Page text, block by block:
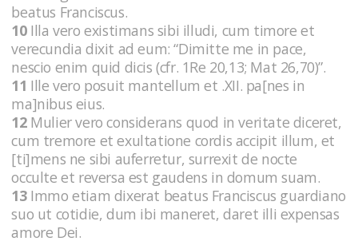
beatus Franciscus.
10Illa vero existimans sibi illudi, cum timore et
verecundia dixit ad eum: “Dimitte me in pace,
nescio enim quid dicis (cfr. 1Re 20,13; Mat 26,70)”.
11 Ille vero posuit mantellum et .XII. pa[nes in
ma]nibus eius.
12Mulier vero considerans quod in veritate diceret,
cum tremore et exultatione cordis accipit illum, et
[ti]mens ne sibi auferretur, surrexit de nocte
occulte et reversa est gaudens in domum suam.
13Immo etiam dixerat beatus Franciscus guardiano
suo ut cotidie, dum ibi maneret, daret illi expensas
amore Dei.